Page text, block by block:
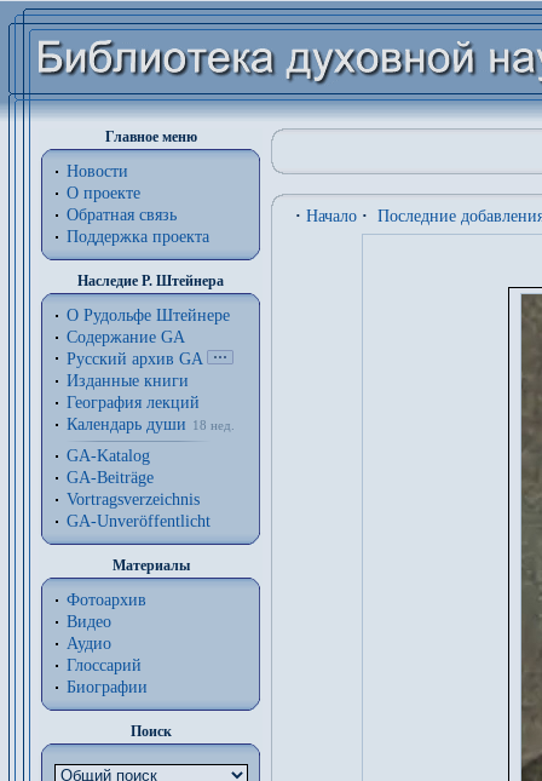
Главное меню
Новости
О проекте
Обратная связь
Поддержка проекта
Наследие Р. Штейнера
О Рудольфе Штейнере
Содержание GA
Русский архив GA
Изданные книги
География лекций
Календарь души
18 нед.
GA-Katalog
GA-Beiträge
Vortragsverzeichnis
GA-Unveröffentlicht
Материалы
Фотоархив
Видео
Аудио
Глоссарий
Биографии
Поиск
· Начало · Последние